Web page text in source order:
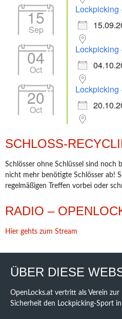
15
Sep
Lockpicking
04
Oct
Lockpicking
20
Oct
Lockpicking
SCHLOSS-
Schlösser ohne Schlüssel sind noch
nicht mehr benötigte Schlösser ab!
regelmäßigen Treffen vorbei oder
RADIO –
Hier gehts zum Stream
ÜBER DIESE
OpenLocks.at vertritt als Verein
Sicherheit den Lockpicking-Sport